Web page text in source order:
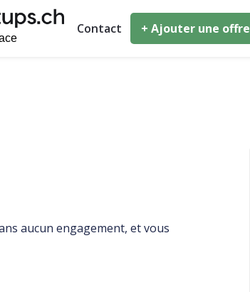
Contact + Ajouter une offre
aucun engagement, et vous